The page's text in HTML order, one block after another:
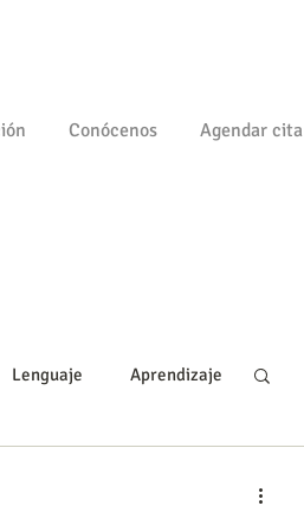
Conócenos Agendar cita
Lenguaje Aprendizaje